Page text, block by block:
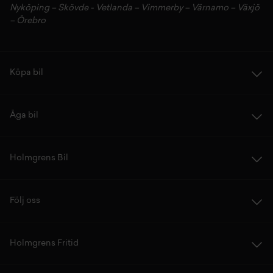
Nyköping– Skövde- Vetlanda – Vimmerby– Värnamo – Växjö
– Örebro
Köpa bil
Äga bil
Holmgrens Bil
Följ oss
Holmgrens Fritid